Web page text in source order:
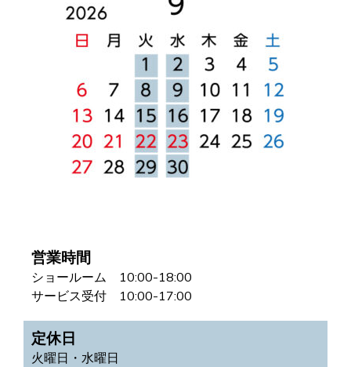
営業時間
ショールーム 10:00-18:00
サービス受付 10:00-17:00
定休日
火曜日・水曜日